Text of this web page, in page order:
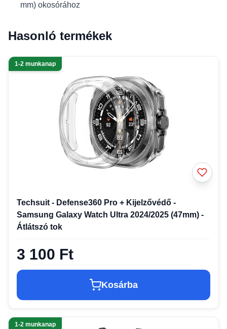
mm) okosórához
Hasonló termékek
1-2 munkanap
Techsuit - Defense360 Pro + Kijelzővédő -
Samsung Galaxy Watch Ultra 2024/2025 (47mm) -
Átlátszó tok
3 100 Ft
Kosárba
1-2 munkanap